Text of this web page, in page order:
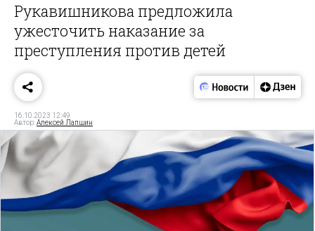
Рукавишникова предложила
ужесточить наказание за
преступления против детей
16.10.2023 12:49
Автор:Алексей Лапшин